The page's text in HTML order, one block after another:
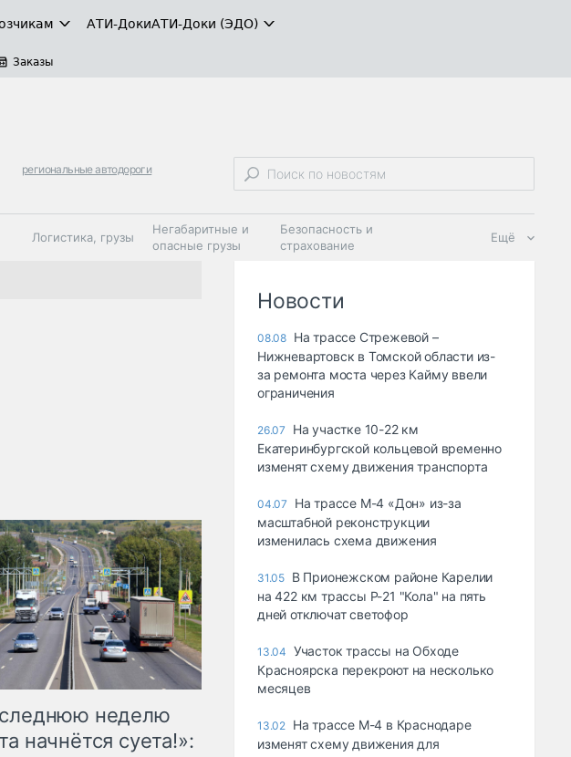
АТИ-ДокиАТИ-Доки (ЭДО)
Заказы
региональные автодороги
Логистика, грузы
Негабаритные и
опасные грузы
Безопасность и
страхование
Ещё
неделю
начнётся суета!»:
Новости
08.08 На трассе Стрежевой –
Нижневартовск в Томской области из-
за ремонта моста через Кайму ввели
ограничения
26.07
На участке 10-22 км
Екатеринбургской кольцевой временно
изменят схему движения транспорта
04.07
На трассе М-4 «Дон» из-за
масштабной реконструкции
изменилась схема движения
31.05 В Прионежском районе Карелии
на 422 км трассы Р-21 "Кола" на пять
дней отключат светофор
13.04 Участок трассы на Обходе
Красноярска перекроют на несколько
месяцев
13.02 На трассе М-4 в Краснодаре
изменят схему движения для